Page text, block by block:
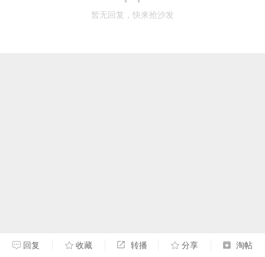
暂无回复，快来抢沙发
回复 收藏 转播 分享 淘帖